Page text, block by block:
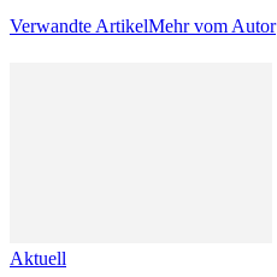
Verwandte ArtikelMehr vom Autor
Aktuell